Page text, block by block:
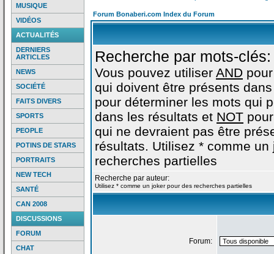
MUSIQUE
VIDÉOS
ACTUALITÉS
DERNIERS
ARTICLES
NEWS
SOCIÉTÉ
FAITS DIVERS
SPORTS
PEOPLE
POTINS DE STARS
PORTRAITS
NEW TECH
SANTÉ
CAN 2008
DISCUSSIONS
FORUM
CHAT
Forum Bonaberi.com Index du Forum
Recherche par mots-clés:
Vous pouvez utiliser AND
qui doivent être présents
pour déterminer les mots qui
dans les résultats et NOT
qui ne devraient pas être
résultats. Utilisez * comme un
recherches partielles
Recherche par auteur:
Utilisez * comme un joker pour des recherches partielles
Forum: